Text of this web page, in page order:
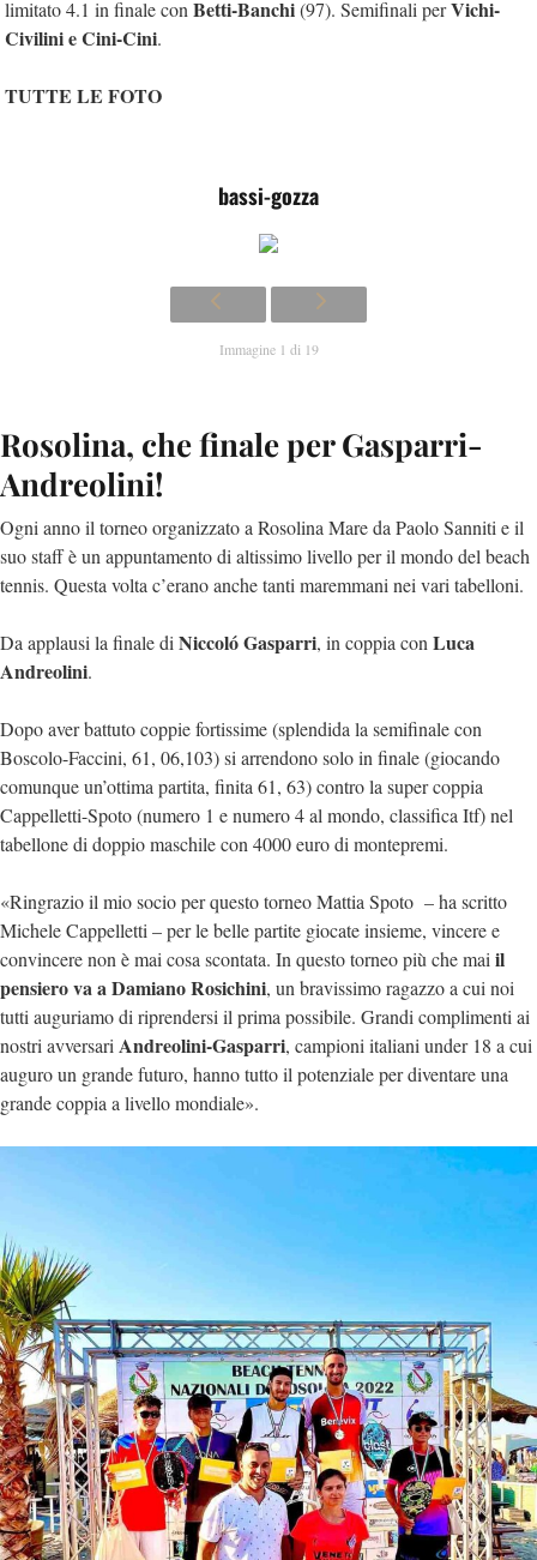
limitato 4.1 in finale con Betti-Banchi(97). Semifinali perVichi-
Civilini e Cini-Cini.
TUTTE LE FOTO
bassi-gozza
Immagine 1 di 19
Rosolina, che finale per Gasparri-
Andreolini!
Ogni anno il torneo organizzato a Rosolina Mare da Paolo Sanniti e il
suo staff è un appuntamento di altissimo livello per il mondo del beach
tennis. Questa volta c’erano anche tanti maremmani nei vari tabelloni.
Da applausi la finale di Niccoló Gasparri, in coppia con Luca
Andreolini.
Dopo aver battuto coppie fortissime (splendida la semifinale con
Boscolo-Faccini, 61, 06,103) si arrendono solo in finale (giocando
comunque un’ottima partita, finita 61, 63) contro la super coppia
Cappelletti-Spoto (numero 1 e numero 4 al mondo, classifica Itf) nel
tabellone di doppio maschile con 4000 euro di montepremi.
«Ringrazio il mio socio per questo torneo Mattia Spoto – ha scritto
Michele Cappelletti – per le belle partite giocate insieme, vincere e
convincere non è mai cosa scontata. In questo torneo più che mai il
pensiero va a Damiano Rosichini, un bravissimo ragazzo a cui noi
tutti auguriamo di riprendersi il prima possibile. Grandi complimenti ai
nostri avversari Andreolini-Gasparri, campioni italiani under 18 a cui
auguro un grande futuro, hanno tutto il potenziale per diventare una
grande coppia a livello mondiale».